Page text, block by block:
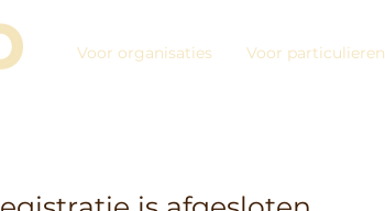
Voor organisaties Voor particulieren